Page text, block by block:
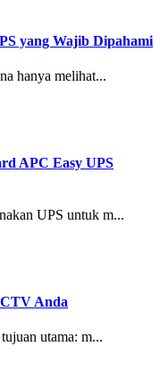
yang Wajib Dipahami
hanya melihat...
APC Easy UPS
UPS untuk m...
Anda
utama: m...